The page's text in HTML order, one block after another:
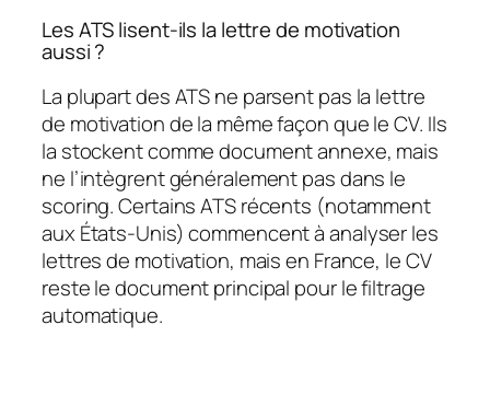
Les ATS lisent-ils la lettre de motivation
aussi ?
La plupart des ATS ne parsent pas la lettre
de motivation de la même façon que le CV. Ils
la stockent comme document annexe, mais
ne l’intègrent généralement pas dans le
scoring. Certains ATS récents (notamment
aux États-Unis) commencent à analyser les
lettres de motivation, mais en France, le CV
reste le document principal pour le filtrage
automatique.